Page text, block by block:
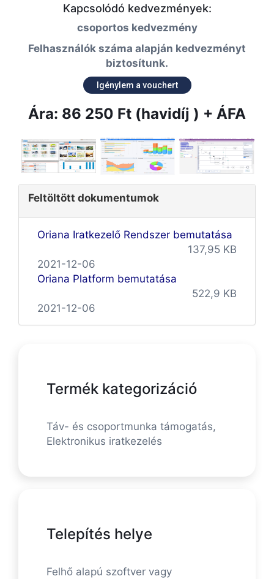
Kapcsolódó kedvezmények:
csoportos kedvezmény
Felhasználók száma alapján kedvezményt
biztosítunk.
Igénylem a vouchert
Ára: 86 250 Ft (havidíj ) + ÁFA
Feltöltött dokumentumok
Oriana Iratkezelő Rendszer bemutatása
137,95 KB
2021-12-06
Oriana Platform bemutatása
522,9 KB
2021-12-06
Termék kategorizáció
Táv- és csoportmunka támogatás,
Elektronikus iratkezelés
Telepítés helye
Felhő alapú szoftver vagy